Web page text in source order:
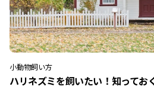
小動物飼い方
ハリネズミを飼いたい！知ってお